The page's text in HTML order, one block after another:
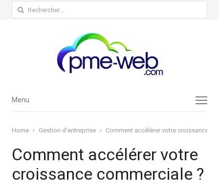
Rechercher :
Menu
Menu
Home Gestion d'entreprise Comment accélérer votre croissance
Comment accélérer votre
croissance commerciale ?